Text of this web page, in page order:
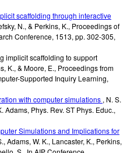
scaffolding through interactive
N., & Perkins, K., Proceedings of
Conference, 1513, pp. 302-305,
implicit scaffolding to support
K., & Moore, E., Proceedings from
Supported Inquiry Learning,
with computer simulations , N. S.
Adams, Phys. Rev. ST Phys. Educ.,
Simulations and Implications for
Adams, W. K., Lancaster, K., Perkins,